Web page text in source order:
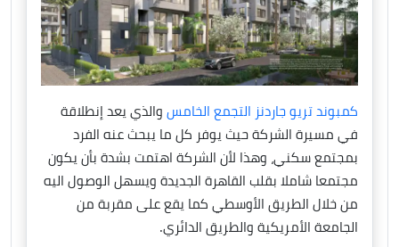
كمبوند تريو جاردنز التجمع الخامس والذي يعد إنطلاقة
في مسيرة الشركة حيث يوفر كل ما يبحث عنه الفرد
بمجتمع سكني، وهذا لأن الشركة اهتمت بشدة بأن يكون
مجتمعا شاملا بقلب القاهرة الجديدة ويسهل الوصول اليه
من خلال الطريق الأوسطي كما يقع على مقربة من
الجامعة الأمريكية والطريق الدائري.